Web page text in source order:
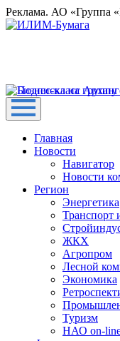
Реклама. АО «Группа
Главная
Новости
Навигатор
Новости
Регион
Энергетика
Транспорт
ЖКХ
Агропром
Лесной
Экономика
Туризм
НАО on-